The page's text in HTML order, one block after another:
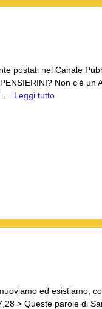
postati nel Canale
Non c’è
… Leggi tutto
ed esistiamo,
> Queste parole di